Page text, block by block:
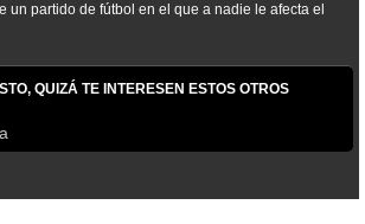
un partido de fútbol en el que a nadie le afecta el
QUIZÁ TE INTERESEN ESTOS OTROS